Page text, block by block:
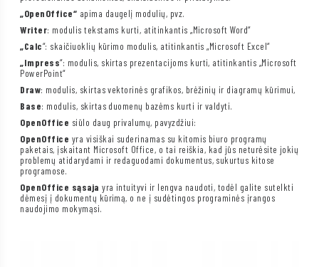
„OpenOffice“ apima daugelį modulių, pvz.
Writer: modulis tekstams kurti, atitinkantis „Microsoft Word“
„Calc“: skaičiuoklių kūrimo modulis, atitinkantis „Microsoft Excel“
„Impress“: modulis, skirtas prezentacijoms kurti, atitinkantis „Microsoft
PowerPoint“
Draw: modulis, skirtas vektorinės grafikos, brėžinių ir diagramų kūrimui,
Base: modulis, skirtas duomenų bazėms kurti ir valdyti.
OpenOffice siūlo daug privalumų, pavyzdžiui:
OpenOffice yra visiškai suderinamas su kitomis biuro programų
paketais, įskaitant Microsoft Office, o tai reiškia, kad jūs neturėsite jokių
problemų atidarydami ir redaguodami dokumentus, sukurtus kitose
programose.
OpenOffice sąsaja yra intuityvi ir lengva naudoti, todėl galite sutelkti
dėmesį į dokumentų kūrimą, o ne į sudėtingos programinės įrangos
naudojimo mokymąsi.